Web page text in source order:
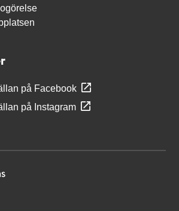
på Facebook
på Instagram